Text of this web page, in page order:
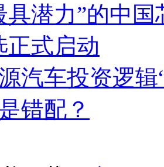
具潜力”的中
正式启动
汽车投资逻辑
错配？